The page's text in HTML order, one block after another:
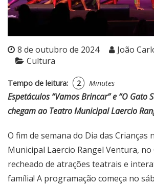
8 de outubro de 2024
João
Cultura
Tempo de leitura: 2 Minutes
Espetáculos “Vamos Brincar” e “O Gato
chegam ao Teatro Municipal Laercio
O fim de semana do Dia das Crianças
Municipal Laercio Rangel Ventura,
recheado de atrações teatrais e
família! A programação começa no